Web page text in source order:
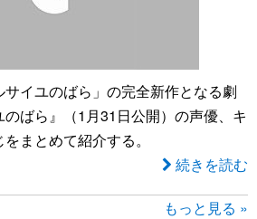
イユのばら」の完全新作となる劇
ばら』（1月31日公開）の声優、キ
まとめて紹介する。
続きを読む
もっと見る »